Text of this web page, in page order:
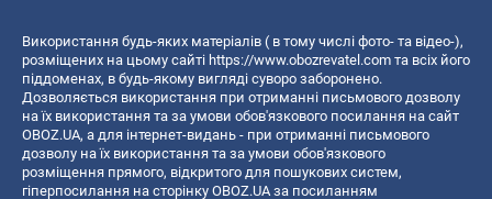
Використання будь-яких матеріалів ( в тому числі фото- та відео-),
розміщених на цьому сайті https://www.obozrevatel.com та всіх його
піддоменах, в будь-якому вигляді суворо заборонено.
Дозволяється використання при отриманні письмового дозволу
на їх використання та за умови обов'язкового посилання на сайт
OBOZ.UA, а для інтернет-видань - при отриманні письмового
дозволу на їх використання та за умови обов'язкового
розміщення прямого, відкритого для пошукових систем,
гіперпосилання на сторінку OBOZ.UA за посиланням